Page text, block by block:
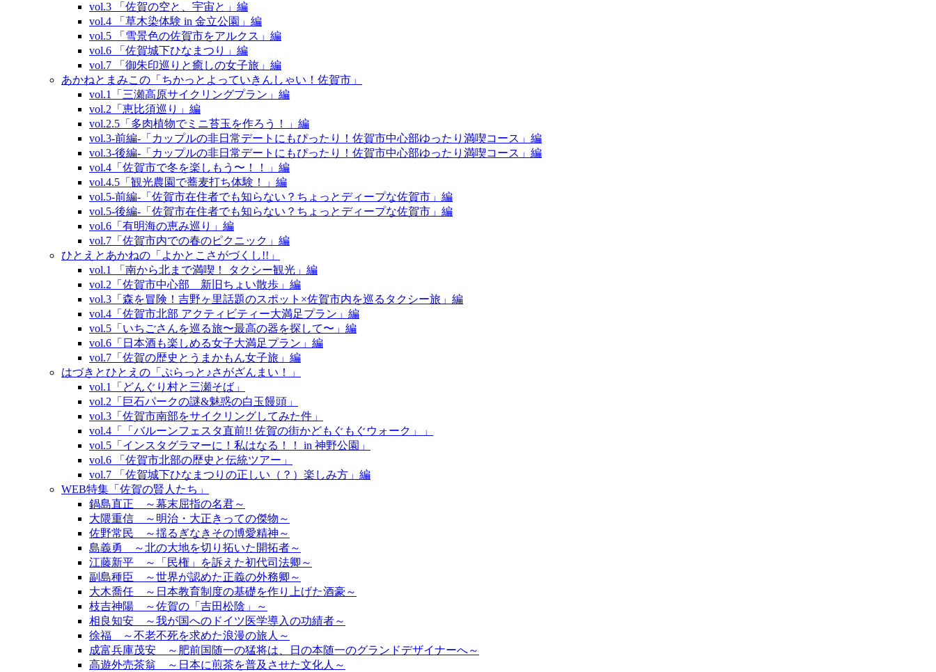
vol.3 「佐賀の空と、宇宙と」編
vol.4 「草木染体験 in 金立公園」編
vol.5 「雪景色の佐賀市をアルクス」編
vol.6 「佐賀城下ひなまつり」編
vol.7 「御朱印巡りと癒しの女子旅」編
あかねとまみこの「ちかっとよっていきんしゃい！佐賀市」
vol.1「三瀬高原サイクリングプラン」編
vol.2「恵比須巡り」編
vol.2.5「多肉植物でミニ苔玉を作ろう！」編
vol.3‐前編‐「カップルの非日常デートにもぴったり！佐賀市中心部ゆったり満喫コース」編
vol.3‐後編‐「カップルの非日常デートにもぴったり！佐賀市中心部ゆったり満喫コース」編
vol.4「佐賀市で冬を楽しもう〜！！」編
vol.4.5「観光農園で蕎麦打ち体験！」編
vol.5‐前編‐「佐賀市在住者でも知らない？ちょっとディープな佐賀市」編
vol.5‐後編‐「佐賀市在住者でも知らない？ちょっとディープな佐賀市」編
vol.6「有明海の恵み巡り」編
vol.7「佐賀市内での春のピクニック」編
ひとえとあかねの「よかとこさがづくし!!」
vol.1 「南から北まで満喫！ タクシー観光」編
vol.2「佐賀市中心部 新旧ちょい散歩」編
vol.3「森を冒険！吉野ヶ里話題のスポット×佐賀市内を巡るタクシー旅」編
vol.4「佐賀市北部 アクティビティー大満足プラン」編
vol.5「いちごさんを巡る旅〜最高の器を探して〜」編
vol.6「日本酒も楽しめる女子大満足プラン」編
vol.7「佐賀の歴史とうまかもん女子旅」編
はづきとひとえの「ぷらっと♪さがざんまい！」
vol.1「どんぐり村と三瀬そば」
vol.2「巨石パークの謎&魅惑の白玉饅頭」
vol.3「佐賀市南部をサイクリングしてみた件」
vol.4「「バルーンフェスタ直前!! 佐賀の街かどもぐもぐウォーク」」
vol.5「インスタグラマーに！私はなる！！ in 神野公園」
vol.6 「佐賀市北部の歴史と伝統ツアー」
vol.7 「佐賀城下ひなまつりの正しい（？）楽しみ方」編
WEB特集「佐賀の賢人たち」
鍋島直正 ～幕末屈指の名君～
大隈重信 ～明治・大正きっての傑物～
佐野常民 ～揺るぎなきその博愛精神～
島義勇 ～北の大地を切り拓いた開拓者～
江藤新平 ～「民権」を訴えた初代司法卿～
副島種臣 ～世界が認めた正義の外務卿～
大木喬任 ～日本教育制度の基礎を作り上げた酒豪～
枝吉神陽 ～佐賀の「吉田松陰」～
相良知安 ～我が国へのドイツ医学導入の功績者～
徐福 ～不老不死を求めた浪漫の旅人～
成富兵庫茂安 ～肥前国随一の猛将は、日の本随一のグランドデザイナーへ～
高遊外売茶翁 ～日本に煎茶を普及させた文化人～